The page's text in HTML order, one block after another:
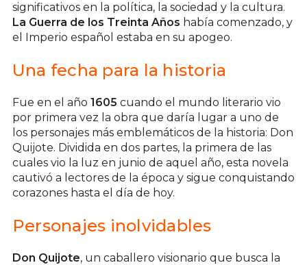
significativos en la política, la sociedad y la cultura.
La Guerra de los Treinta Años había comenzado, y
el Imperio español estaba en su apogeo.
Una fecha para la historia
Fue en el año 1605 cuando el mundo literario vio
por primera vez la obra que daría lugar a uno de
los personajes más emblemáticos de la historia: Don
Quijote. Dividida en dos partes, la primera de las
cuales vio la luz en junio de aquel año, esta novela
cautivó a lectores de la época y sigue conquistando
corazones hasta el día de hoy.
Personajes inolvidables
Don Quijote, un caballero visionario que busca la